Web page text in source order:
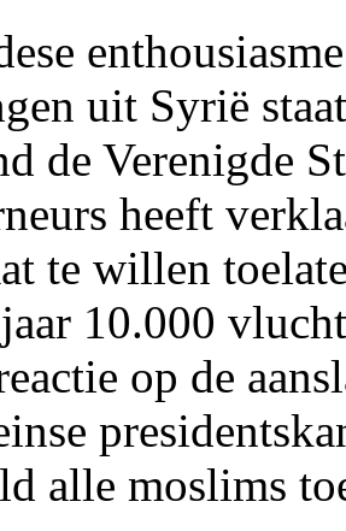
uit Syrië
de Verenigde
heeft
te willen
10.000
op de
alle moslims